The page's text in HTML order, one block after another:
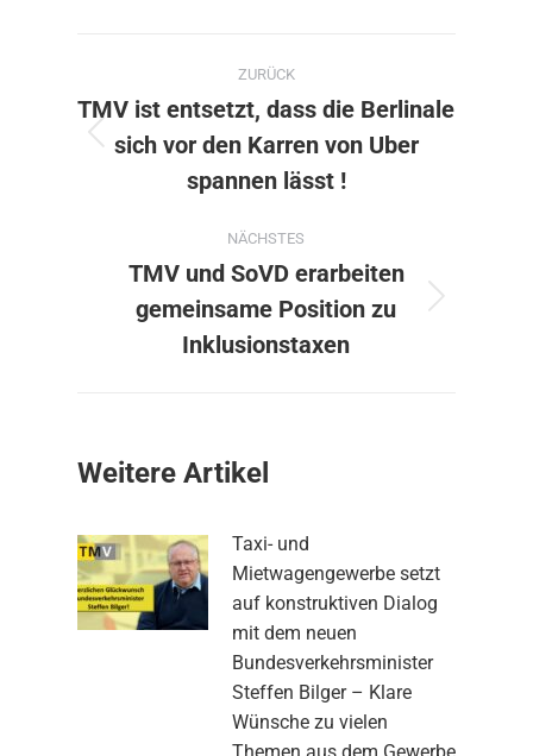
Kommentarnavigation
ZURÜCK
Vorheriger
Beitrag:
TMV ist entsetzt, dass die Berlinale
sich vor den Karren von Uber
spannen lässt !
NÄCHSTES
Nächster
Beitrag:
TMV und SoVD erarbeiten
gemeinsame Position zu
Inklusionstaxen
Weitere Artikel
Taxi- und
Mietwagengewerbe setzt
auf konstruktiven Dialog
mit dem neuen
Bundesverkehrsminister
Steffen Bilger – Klare
Wünsche zu vielen